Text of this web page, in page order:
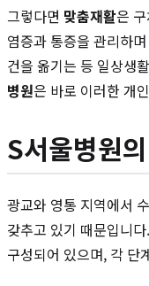
그렇다면 맞춤재활은
염증과 통증을 관리하
건을 옮기는 등 일상생
병원은 바로 이러한 개
S서울병원
광교와 영통 지역에서
갖추고 있기 때문입니
구성되어 있으며, 각 단